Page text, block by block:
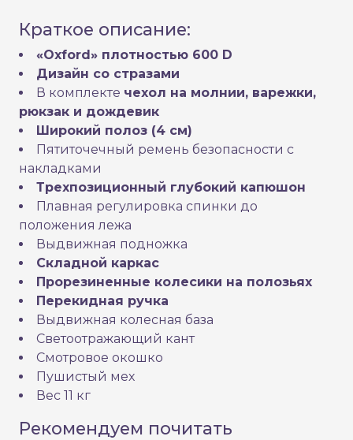
Краткое описание:
«Oxford» плотностью 600 D
Дизайн со стразами
В комплекте чехол на молнии, варежки,
рюкзак и дождевик
Широкий полоз (4 см)
Пятиточечный ремень безопасности с
накладками
Трехпозиционный глубокий капюшон
Плавная регулировка спинки до
положения лежа
Выдвижная подножка
Складной каркас
Прорезиненные колесики на полозьях
Перекидная ручка
Выдвижная колесная база
Светоотражающий кант
Смотровое окошко
Пушистый мех
Вес 11 кг
Рекомендуем почитать